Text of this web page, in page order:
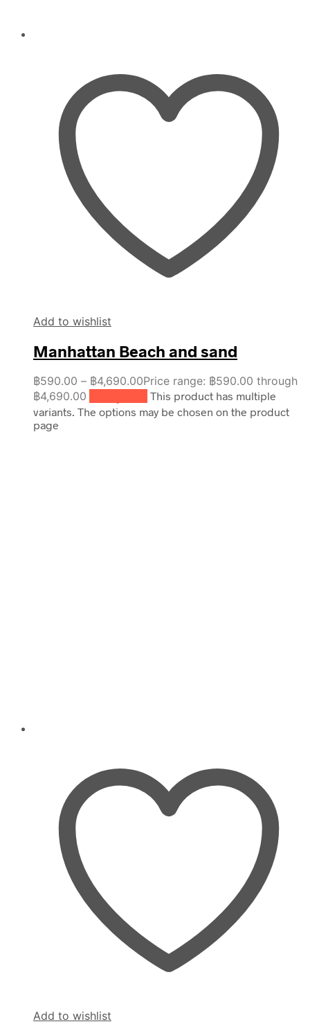
Add to wishlist
Manhattan Beach and sand
฿590.00 – ฿4,690.00Price range: ฿590.00 through
฿4,690.00
This product has multiple
variants. The options may be chosen on the product
page
Add to wishlist